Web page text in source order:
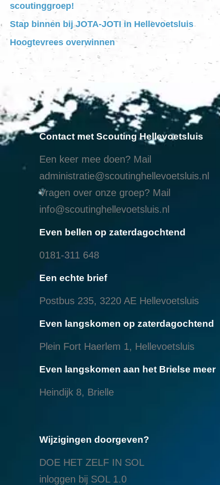
scoutinggroep!
Stap binnen bij JOTA-JOTI in Hellevoetsluis
Hoogtevrees overwinnen
Contact met Scouting Hellevoetsluis
Een keer mee doen? Mail
administratie@scoutinghellevoetsluis.nl
Vragen over onze groep? Mail
info@scoutinghellevoetsluis.nl
Even bellen op zaterdagochtend
0181-311 648
Een echte brief
Postbus 235, 3220 AE Hellevoetsluis
Even langskomen op zaterdagochtend
Plein Fort Haerlem 1, Hellevoetsluis
Even langskomen aan het Brielse meer
Heindijk 8, Brielle
Wijzigingen doorgeven?
DOE HET ZELF IN SOL
inloggen bij SOL 1.0